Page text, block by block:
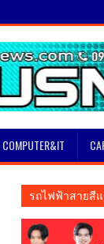
COMPUTER&IT
รถไฟฟ้าสายสี